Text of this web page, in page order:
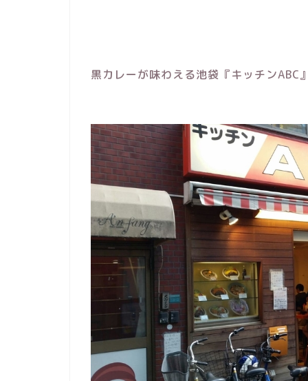
黒カレーが味わえる池袋『キッチンABC